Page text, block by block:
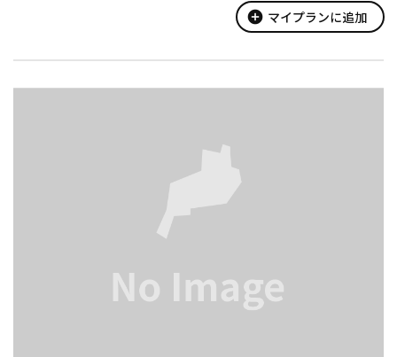
その他、琵琶湖の魚、近江牛、近江米、地場の野菜など、湖北だ
add_circle マイプランに追加